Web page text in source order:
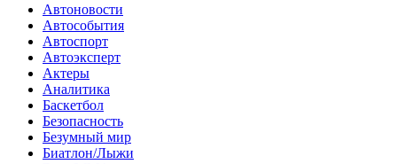
Автоновости
Автособытия
Автоспорт
Автоэксперт
Актеры
Аналитика
Баскетбол
Безопасность
Безумный мир
Биатлон/Лыжи